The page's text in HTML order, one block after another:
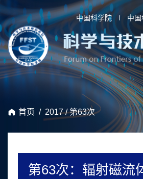
中国科学院 中
首页 / 2017/第63次
第63次：辐射磁流